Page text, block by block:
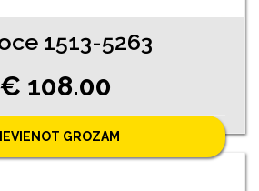
1513-5263
€ 108.00
GROZAM